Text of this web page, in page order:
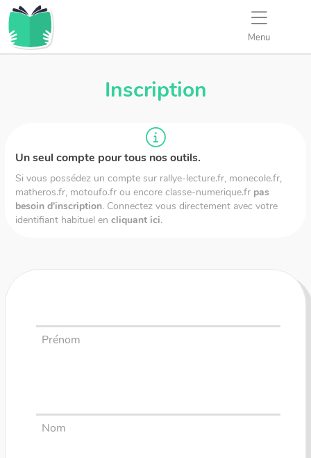
Menu
Inscription
Un seul compte pour tous nos outils.
Si vous possédez un compte sur rallye-lecture.fr, monecole.fr,
matheros.fr, motoufo.fr ou encore classe-numerique.fr pas
besoin d'inscription. Connectez vous directement avec votre
identifiant habituel en cliquant ici.
Prénom
Nom